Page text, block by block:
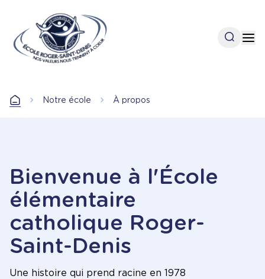
contenu
principal
Open
AccueilNotre école À propos
Bienvenue à l'École
élémentaire
catholique Roger-
Saint-Denis
Une histoire qui prend racine en 1978